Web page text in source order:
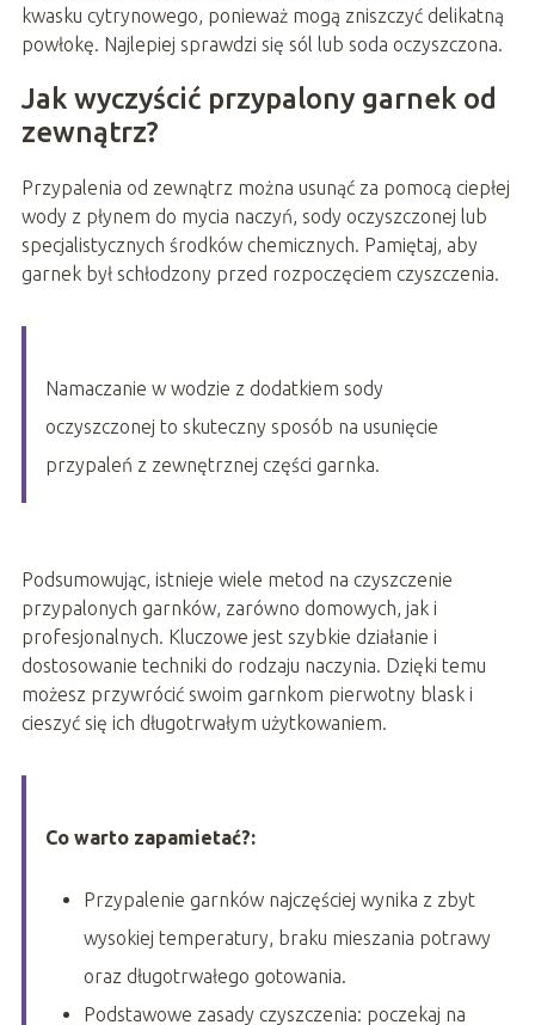
kwasku cytrynowego, ponieważ mogą zniszczyć delikatną
powłokę. Najlepiej sprawdzi się sól lub soda oczyszczona.
Jak wyczyścić przypalony garnek od
zewnątrz?
Przypalenia od zewnątrz można usunąć za pomocą ciepłej
wody z płynem do mycia naczyń, sody oczyszczonej lub
specjalistycznych środków chemicznych. Pamiętaj, aby
garnek był schłodzony przed rozpoczęciem czyszczenia.
Namaczanie w wodzie z dodatkiem sody
oczyszczonej to skuteczny sposób na usunięcie
przypaleń z zewnętrznej części garnka.
Podsumowując, istnieje wiele metod na czyszczenie
przypalonych garnków, zarówno domowych, jak i
profesjonalnych. Kluczowe jest szybkie działanie i
dostosowanie techniki do rodzaju naczynia. Dzięki temu
możesz przywrócić swoim garnkom pierwotny blask i
cieszyć się ich długotrwałym użytkowaniem.
Co warto zapamietać?:
Przypalenie garnków najczęściej wynika z zbyt
wysokiej temperatury, braku mieszania potrawy
oraz długotrwałego gotowania.
Podstawowe zasady czyszczenia: poczekaj na